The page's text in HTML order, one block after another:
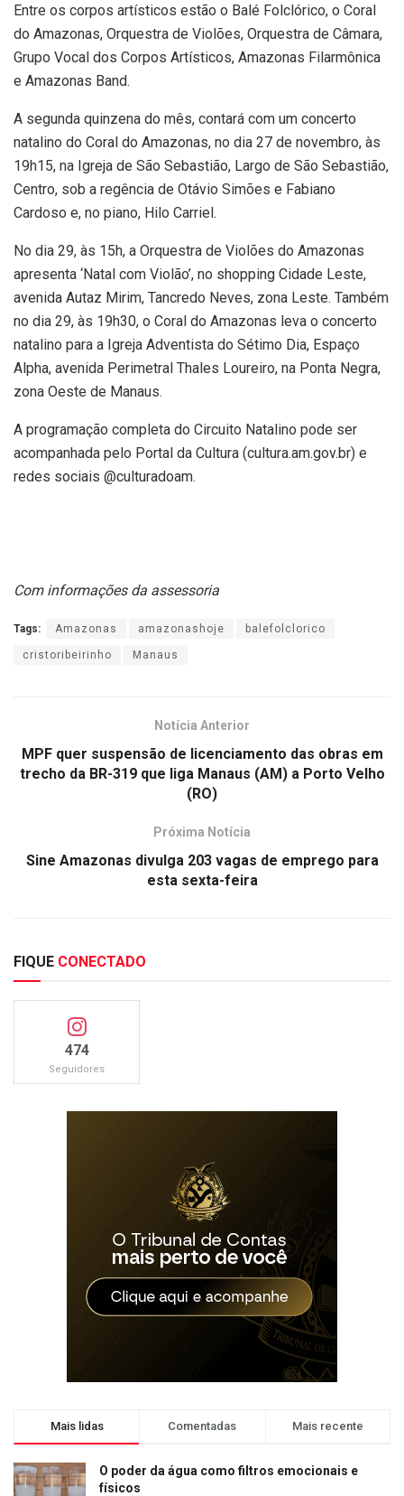
Entre os corpos artísticos estão o Balé Folclórico, o Coral
do Amazonas, Orquestra de Violões, Orquestra de Câmara,
Grupo Vocal dos Corpos Artísticos, Amazonas Filarmônica
e Amazonas Band.
A segunda quinzena do mês, contará com um concerto
natalino do Coral do Amazonas, no dia 27 de novembro, às
19h15, na Igreja de São Sebastião, Largo de São Sebastião,
Centro, sob a regência de Otávio Simões e Fabiano
Cardoso e, no piano, Hilo Carriel.
No dia 29, às 15h, a Orquestra de Violões do Amazonas
apresenta ‘Natal com Violão’, no shopping Cidade Leste,
avenida Autaz Mirim, Tancredo Neves, zona Leste. Também
no dia 29, às 19h30, o Coral do Amazonas leva o concerto
natalino para a Igreja Adventista do Sétimo Dia, Espaço
Alpha, avenida Perimetral Thales Loureiro, na Ponta Negra,
zona Oeste de Manaus.
A programação completa do Circuito Natalino pode ser
acompanhada pelo Portal da Cultura (cultura.am.gov.br) e
redes sociais @culturadoam.
Com informações da assessoria
Tags: Amazonas amazonashoje balefolclorico
cristoribeirinho Manaus
Notícia Anterior
MPF quer suspensão de licenciamento das obras em
trecho da BR-319 que liga Manaus (AM) a Porto Velho
(RO)
Próxima Notícia
Sine Amazonas divulga 203 vagas de emprego para
esta sexta-feira
FIQUE CONECTADO
474
Seguidores
Mais lidas Comentadas Mais recente
O poder da água como filtros emocionais e
físicos